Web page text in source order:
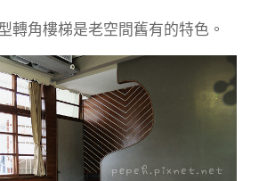
轉角樓梯是老空間舊有的特色。